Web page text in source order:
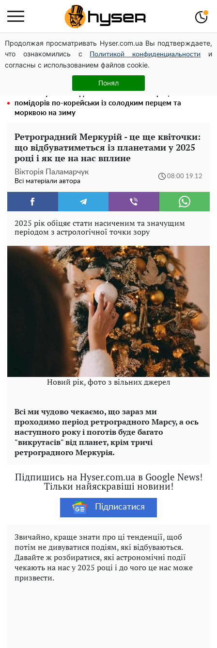
Продолжая просматривать Hyser.com.ua Вы подтверждаете,
что ознакомились с
Политикой конфиденциальности
и
согласны с использованием файлов cookie.
Понял
На Подолі обговорили розвиток реабілітації та
рекреації
Новий притулок для осколків ОПЗЖ: як "Партія миру"
Новинського знову з'явилася в інформаційному полі
помідорів по-корейськи із солодким перцем та
морквою на зиму
Ретроградний Меркурій - це ще квіточки:
що відбуватиметься із планетами у 2025
році і як це на нас вплине
Вікторія Паламарчук
Всі матеріали автора
08:00 19.12
2025 рік обіцяє стати насиченим та значущим
періодом з астрологічної точки зору
Новий рік, фото з вільних джерел
Всі ми чудово чекаємо, що зараз ми
проходимо період ретроградного Марсу, а ось
наступного року і поготів буде багато
"викрутасів" від планет, крім тричі
ретроградного Меркурія.
Підпишись на Hyser.com.ua в Google News!
Тільки найяскравіші новини!
Підписатися
Звичайно, краще знати про ці тенденції, щоб
потім не дивуватися подіям, які відбуваються.
Давайте ж розбиратися, які астрономічні події
чекають на нас у 2025 році і до чого це нас може
призвести.